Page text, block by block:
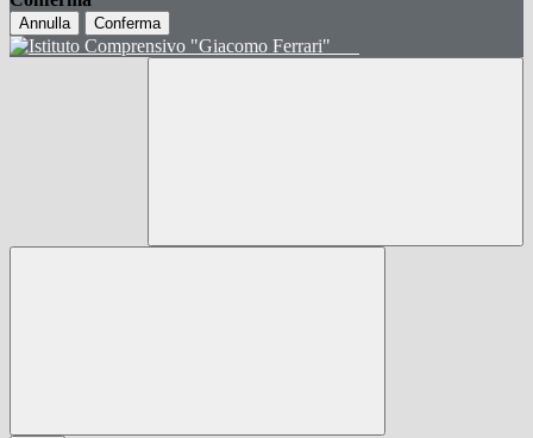
Annulla Conferma